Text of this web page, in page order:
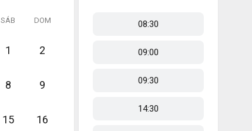
SÁB DOM
1 2
8 9
15 16
08:30
09:00
09:30
14:30